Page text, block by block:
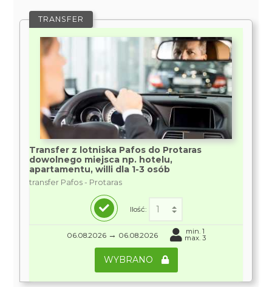
TRANSFER
Transfer z lotniska Pafos do Protaras
dowolnego miejsca np. hotelu,
apartamentu, willi dla 1-3 osób
transfer Pafos - Protaras
Ilość:
06.08.2026 → 06.08.2026 min. 1
max. 3
WYBRANO